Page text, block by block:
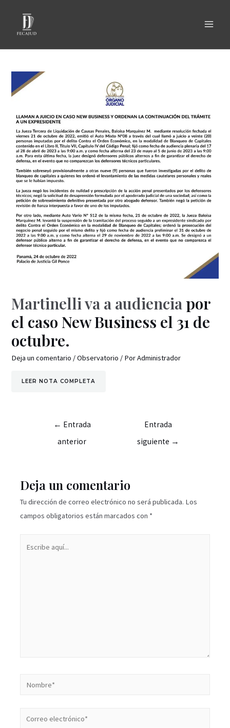
Martinelli va a audiencia por
el caso New Business el 31 de
octubre.
Deja un comentario /Observatorio / PorAdministrador
LEER NOTA COMPLETA
← Entrada
anterior
Entrada
siguiente →
Deja un comentario
Tu dirección de correo electrónico no será publicada. Los
campos obligatorios están marcados con *